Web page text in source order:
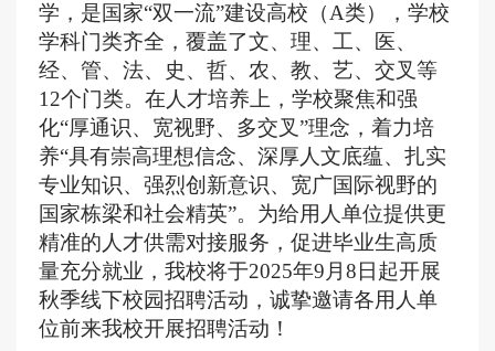
学，是国家“双一流”建设高校（A类），学校
学科门类齐全，覆盖了文、理、工、医、
经、管、法、史、哲、农、教、艺、 交叉等
12个门类。在人才培养上，学校聚焦和强
化“厚通识、宽视野、多交叉”理念，着力培
养“具有崇高理想信念、深厚人文底蕴、扎实
专业知识、强烈创新意识、宽广国际视野的
国家栋梁和社会精英”。为给用人单位提供更
精准的人才供需对接服务，促进毕业生高质
量充分就业，我校将于2025年9 月 8 日起开展
秋季线下校园招聘活动，诚挚邀请各用人单
位前来我校开展招聘活动！